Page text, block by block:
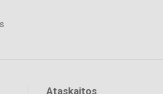
Ataskaitos